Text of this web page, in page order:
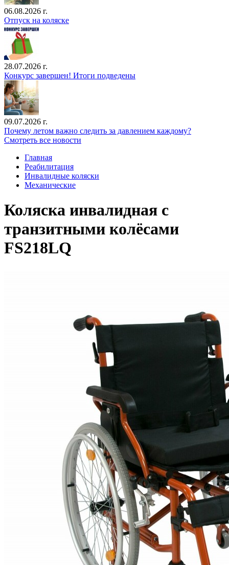
06.08.2026 г.
Отпуск на коляске
28.07.2026 г.
Конкурс завершен! Итоги подведены
09.07.2026 г.
Почему летом важно следить за давлением каждому?
Смотреть все новости
Главная
Реабилитация
Инвалидные коляски
Механические
Коляска инвалидная с
транзитными колёсами
FS218LQ